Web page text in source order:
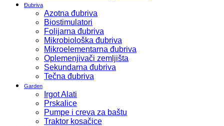
Đubriva
Azotna đubriva
Biostimulatori
Folijarna đubriva
Mikrobiološka đubriva
Mikroelementarna đubriva
Oplemenjivači zemljišta
Sekundarna đubriva
Tečna đubriva
Garden
Irgot Alati
Prskalice
Pumpe i creva za baštu
Traktor kosačice